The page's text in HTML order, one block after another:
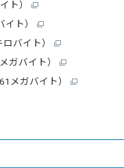
ト）
イト）
ロバイト）
ガバイト）
メガバイト）